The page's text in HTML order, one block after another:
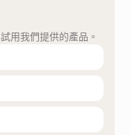
用我們提供的產品。